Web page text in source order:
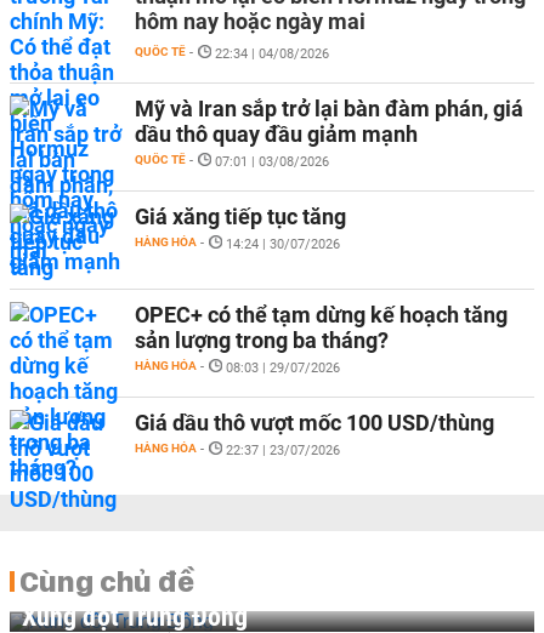
hôm nay hoặc ngày mai
QUỐC TẾ - 22:34 | 04/08/2026
Mỹ và Iran sắp trở lại bàn đàm phán, giá
dầu thô quay đầu giảm mạnh
QUỐC TẾ - 07:01 | 03/08/2026
Giá xăng tiếp tục tăng
HÀNG HÓA - 14:24 | 30/07/2026
OPEC+ có thể tạm dừng kế hoạch tăng
sản lượng trong ba tháng?
HÀNG HÓA - 08:03 | 29/07/2026
Giá dầu thô vượt mốc 100 USD/thùng
HÀNG HÓA - 22:37 | 23/07/2026
Cùng chủ đề
Xung đột Trung Đông